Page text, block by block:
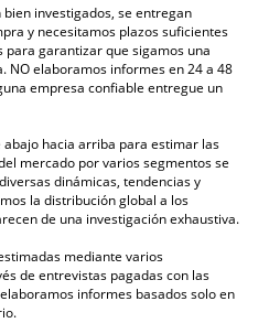
investigados, se entregan
y necesitamos plazos suficientes
garantizar que sigamos una
NO elaboramos informes en 24 a 48
empresa confiable entregue un
hacia arriba para estimar las
mercado por varios segmentos se
dinámicas, tendencias y
la distribución global a los
de una investigación exhaustiva.
mediante varios
de entrevistas pagadas con las
informes basados solo en